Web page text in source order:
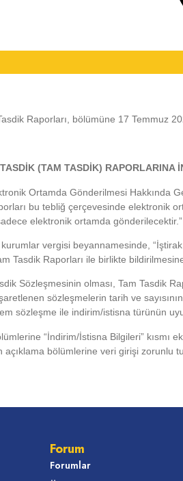
Raporları, bölümüne 17 Temmuz
(TAM TASDİK) RAPORLARINA
Ortamda Gönderilmesi Hakkında
bu tebliğ çerçevesinde elektronik
elektronik ortamda gönderilecektir.”
vergisi beyannamesinde,
Tasdik Raporları ile birlikte
Sözleşmesinin olması, Tam Tasdik
sözleşmelerin tarih ve
sözleşme ile indirim/istisna türünün
“İndirim/İstisna Bilgileri”
açıklama bölümlerine veri girişi zorunlu
Forum
Forumlar